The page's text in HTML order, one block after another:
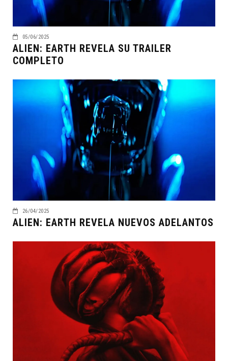
05/06/2025
ALIEN: EARTH REVELA SU TRAILER
COMPLETO
26/04/2025
ALIEN: EARTH REVELA NUEVOS ADELANTOS